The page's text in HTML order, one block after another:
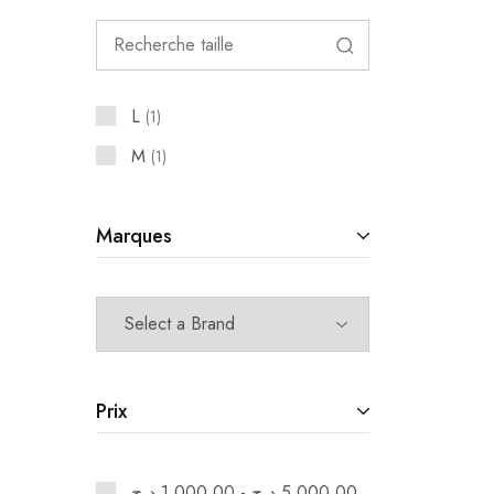
L 1
M 1
Marques
Prix